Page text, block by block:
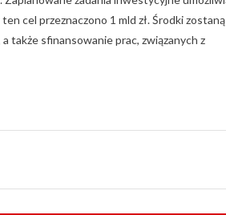
cel przeznaczono 1 mld zł. Środki zostaną
także sfinansowanie prac, związanych z